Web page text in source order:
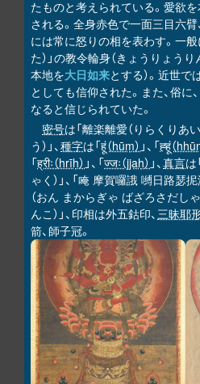
たものと考えられている。愛欲
される。全身赤色で一面三目六
には常に怒りの相を表わす。一般
た）」の教令輪身（きょうりょう
本地を大日如来とする）。近世で
としても信仰された。また、俗
なると信じられていた。
密号は「離楽離愛（りらくりあ
う）」、種字は「हूं（hūṃ） 」、「ह्हूं（
「ह्रीः（hrīḥ） 」、「ज्जः（jjaḥ） 」、真言は
ゃく）」、「唵 摩賀囉誐 嚩日路
（おん まからぎゃ ばざろさだし
んこ）」、印相は外五鈷印、三昧耶
箭、師子冠。